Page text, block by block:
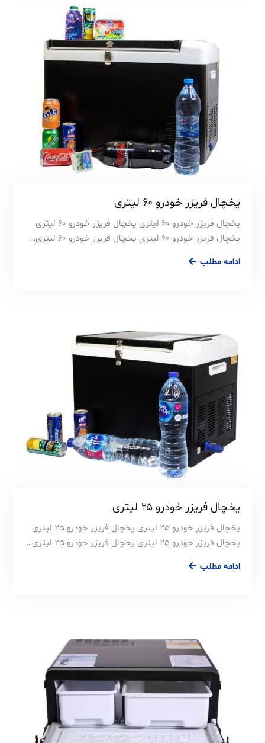
یخچال فریزر خودرو ۶۰ لیتری
یخچال فریزر خودرو 60 لیتری یخچال فریزر خودرو 60 لیتری
یخچال فریزر خودرو 60 لیتری یخچال فریزر خودرو 60 لیتری…
ادامه مطلب
یخچال فریزر خودرو ۲۵ لیتری
یخچال فریزر خودرو 25 لیتری یخچال فریزر خودرو 25 لیتری
یخچال فریزر خودرو 25 لیتری یخچال فریزر خودرو 25 لیتری…
ادامه مطلب